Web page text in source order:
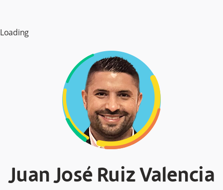
Loading
Juan José Ruiz Valencia